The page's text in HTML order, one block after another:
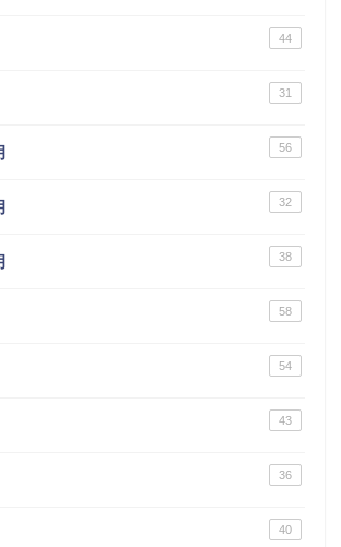
44
31
56
32
38
58
54
43
36
40